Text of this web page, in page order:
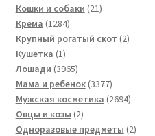
товар
Кошки и собаки 2121
Крема 12841284
товара
Крупный рогатый скот 22
Кушетка 11
товар
Лошади 39653965
товаров
Мама и ребенок 33773377
товаров
Мужская косметика 26942694
Овцы и козы 22
товара
Одноразовые предметы 22